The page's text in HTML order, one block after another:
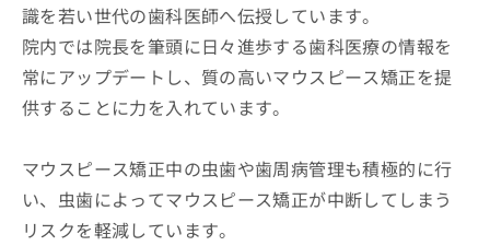
識を若い世代の歯科医師へ伝授しています。
院内では院長を筆頭に日々進歩する歯科医療の情報を
常にアップデートし、質の高いマウスピース矯正を提
供することに力を入れています。
マウスピース矯正中の虫歯や歯周病管理も積極的に行
い、虫歯によってマウスピース矯正が中断してしまう
リスクを軽減しています。